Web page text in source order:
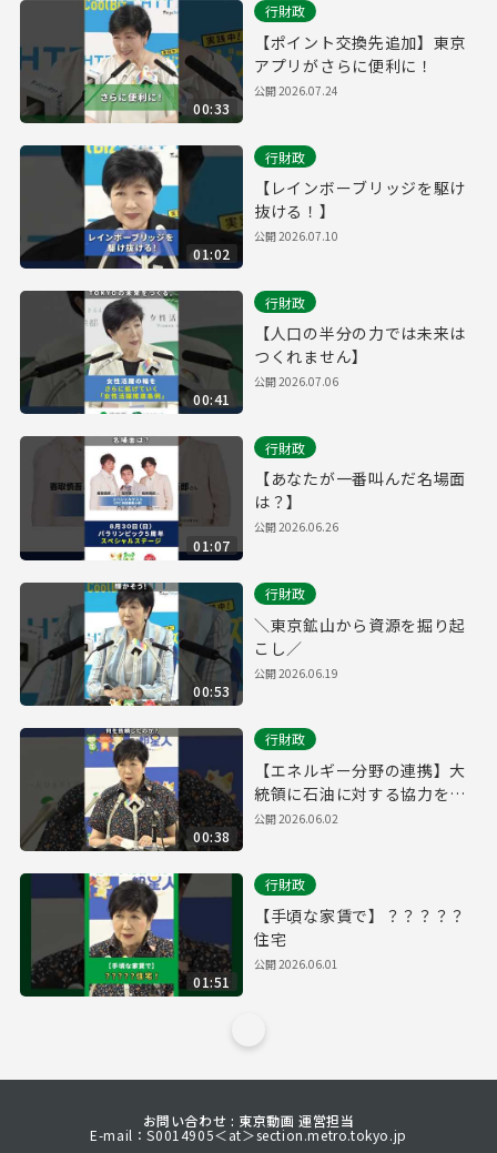
00:33
行財政
【ポイント交換先追加】東京
アプリがさらに便利に！
公開2026.07.24
01:02
行財政
【レインボーブリッジを駆け
抜ける！】
公開2026.07.10
00:41
行財政
【人口の半分の力では未来は
つくれません】
公開2026.07.06
01:07
行財政
【あなたが一番叫んだ名場面
は？】
公開2026.06.26
00:53
行財政
＼東京鉱山から資源を掘り起
こし／
公開2026.06.19
00:38
行財政
【エネルギー分野の連携】大
統領に石油に対する協力を依
頼
公開2026.06.02
01:51
行財政
【手頃な家賃で】？？？？？
住宅
公開2026.06.01
お問い合わせ : 東京動画 運営担当
E-mail：S0014905＜at＞section.metro.tokyo.jp